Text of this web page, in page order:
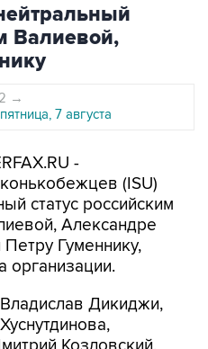
Валиевой,
→
7 августа
-
(ISU)
статус российским
Александре
Гуменнику,
организации.
Дикиджи,